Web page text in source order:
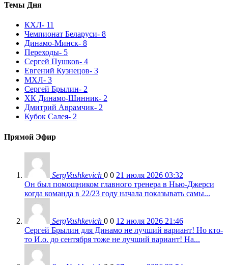
Темы Дня
КХЛ- 11
Чемпионат Беларуси- 8
Динамо-Минск- 8
Переходы- 5
Сергей Пушков- 4
Евгений Кузнецов- 3
МХЛ- 3
Сергей Брылин- 2
ХК Динамо-Шинник- 2
Дмитрий Аврамчик- 2
Кубок Салея- 2
Прямой Эфир
SergVashkevich 0 0 21 июля 2026 03:32
Он был помощником главного тренера в Нью-Джерси
когда команда в 22/23 году начала показывать самы...
SergVashkevich 0 0 12 июля 2026 21:46
Сергей Брылин для Динамо не лучший вариант! Но кто-
то И.о. до сентября тоже не лучший вариант! На...